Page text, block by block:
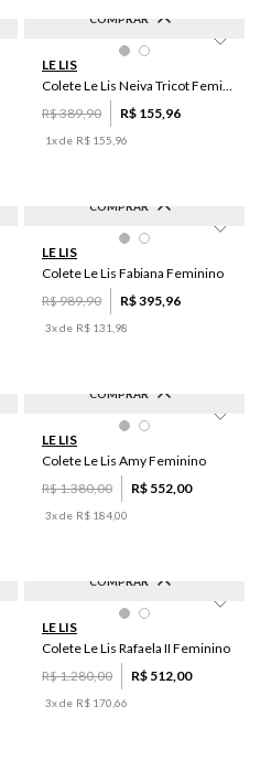
COMPRAR
GG
LE LIS
Colete Le Lis Neiva Tricot Feminino
R$389,90 R$ 155,96
1x de R$ 155 96
COMPRAR
40
34
38 36 50
LE LIS
Colete Le Lis Fabiana Feminino
R$989,90 R$395,96
3x de R$ 131 98
COMPRAR
42
44
38 46 34
LE LIS
Colete Le Lis Amy Feminino
R$1.380,00 R$ 552,00
3x de R$ 18400
COMPRAR
50
46
34 36 44
LE LIS
Colete Le Lis Rafaela II Feminino
R$1.280,00 R$ 512,00
3x de R$ 170 66